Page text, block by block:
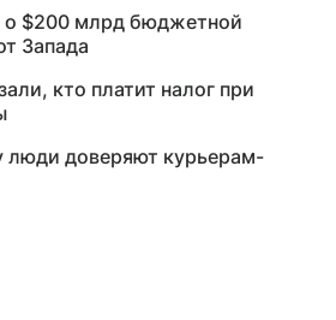
о $200 млрд бюджетной
Запада
кто платит налог при
люди доверяют курьерам-